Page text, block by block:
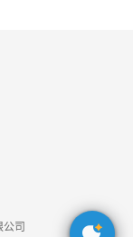
司